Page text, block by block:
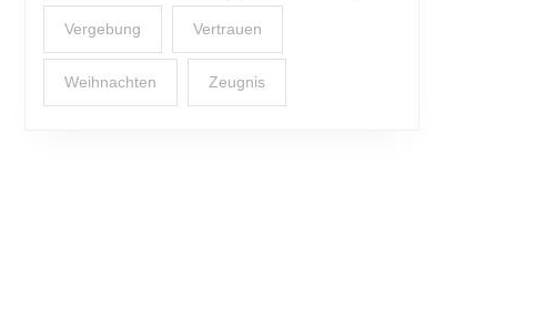
Vergebung Vertrauen
Weihnachten Zeugnis